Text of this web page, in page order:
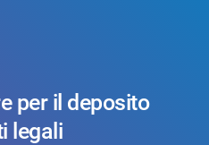
per il deposito
legali